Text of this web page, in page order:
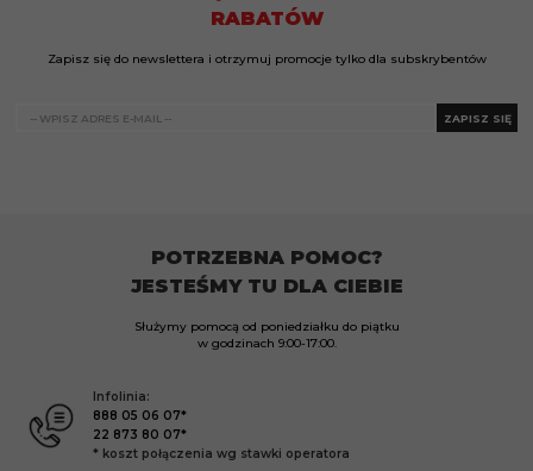
RABATÓW
Zapisz się do newslettera i otrzymuj promocje tylko dla subskrybentów
ZAPISZ SIĘ
POTRZEBNA POMOC?
JESTEŚMY TU DLA CIEBIE
Służymy pomocą od poniedziałku do piątku
w godzinach 9:00-17:00.
Infolinia:
888 05 06 07*
22 873 80 07*
* koszt połączenia wg stawki operatora